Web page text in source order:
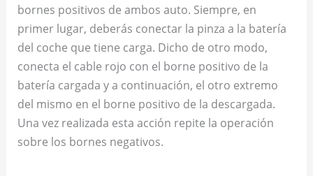
bornes positivos de ambos auto. Siempre, en
primer lugar, deberás conectar la pinza a la batería
del coche que tiene carga. Dicho de otro modo,
conecta el cable rojo con el borne positivo de la
batería cargada y a continuación, el otro extremo
del mismo en el borne positivo de la descargada.
Una vez realizada esta acción repite la operación
sobre los bornes negativos.